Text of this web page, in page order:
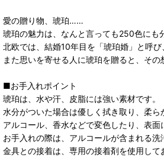
愛の贈り物、琥珀……
琥珀の魅力は、なんと言っても250色にも
北欧では、結婚10年目を「琥珀婚」と呼び
また思いを寄せる人に琥珀を贈ると、その
■お手入れポイント
琥珀は、水や汗、皮脂には強い素材です。
水分がついた場合は優しく拭き取り、柔ら
アルコール、香水などで変色したり、表面
お手入れの際は、アルコールが含まれる
金具との接着は、専用の接着剤を使用して